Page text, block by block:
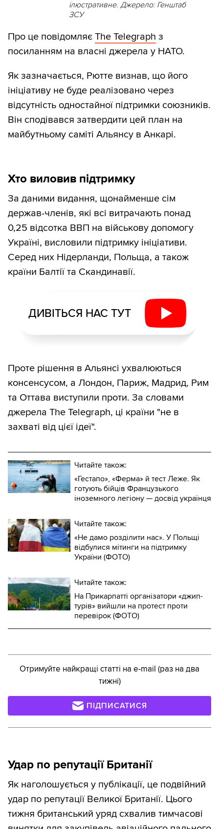
ілюстративне. Джерело: Генштаб
ЗСУ
Про це повідомляє The Telegraph з
посиланням на власні джерела у НАТО.
Як зазначається, Рютте визнав, що його
ініціативу не буде реалізовано через
відсутність одностайної підтримки союзників.
Він сподівався затвердити цей план на
майбутньому саміті Альянсу в Анкарі.
Хто виловив підтримку
За даними видання, щонайменше сім
держав-членів, які всі витрачають понад
0,25 відсотка ВВП на військову допомогу
Україні, висловили підтримку ініціативи.
Серед них Нідерланди, Польща, а також
країни Балтії та Скандинавії.
ДИВІТЬСЯ НАС ТУТ
Проте рішення в Альянсі ухвалюються
консенсусом, а Лондон, Париж, Мадрид, Рим
та Оттава виступили проти. За словами
джерела The Telegraph, ці країни "не в
захваті від цієї ідеї".
Читайте також:
«Гестапо», «Ферма» й тест Леже. Як
готують бійців Французького
іноземного легіону — досвід українця
Читайте також:
«Не дамо розділити нас». У Польщі
відбулися мітинги на підтримку
України (ФОТО)
Читайте також:
На Прикарпатті організатори «джип-
турів» вийшли на протест проти
перевірок (ФОТО)
Отримуйте найкращі статті на e-mail (раз на два
тижні)
ПІДПИСАТИСЯ
Удар по репутації Британії
Як наголошується у публікації, це подвійний
удар по репутації Великої Британії. Цього
тижня британський уряд схвалив тимчасові